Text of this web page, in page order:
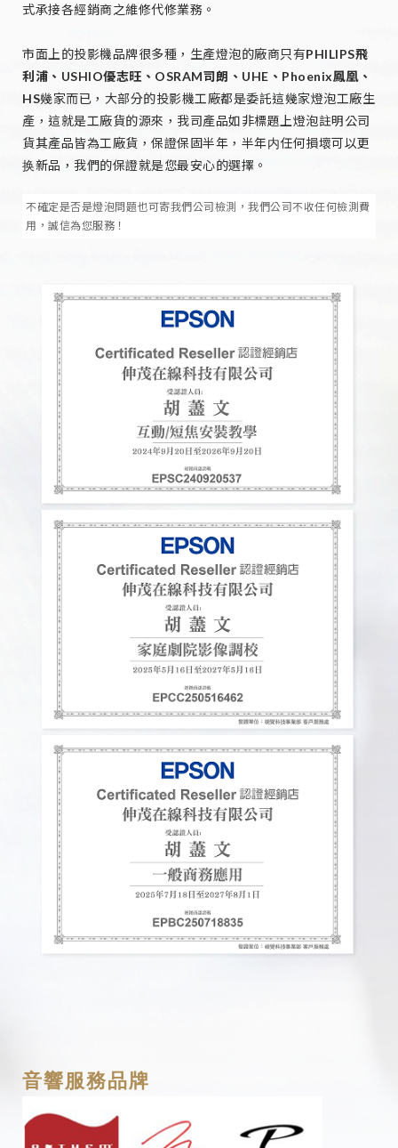
式承接各經銷商之維修代修業務。
市面上的投影機品牌很多種，生產燈泡的廠商只有PHILIPS飛
利浦、USHIO優志旺、OSRAM司朗、UHE、Phoenix鳳凰、
HS幾家而已，大部分的投影機工廠都是委託這幾家燈泡工廠生
產，這就是工廠貨的源來，我司產品如非標題上燈泡註明公司
貨其產品皆為工廠貨，保證保固半年，半年内任何損壞可以更
换新品，我們的保證就是您最安心的選擇。
不確定是否是燈泡問題也可寄我們公司檢測，我們公司不收任何檢測費
用，誠信為您服務！
音響服務品牌